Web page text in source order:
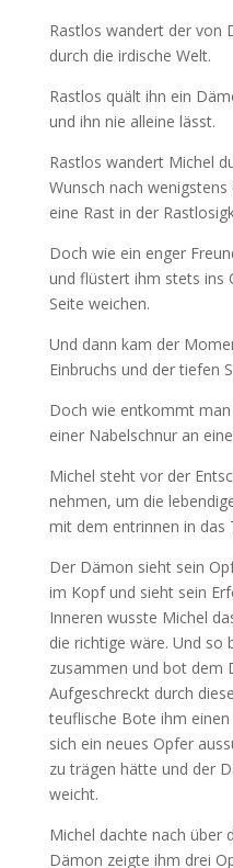
Rastlos wandert der von
durch die irdische Welt.
Rastlos quält ihn ein
und ihn nie alleine lässt.
Rastlos wandert Michel
Wunsch nach
eine Rast in der
Doch wie ein enger
und flüstert ihm stets ins
Seite weichen.
Und dann kam der
Einbruchs und der tiefen
Doch wie entkommt
einer Nabelschnur an
Michel steht vor der
nehmen, um die
mit dem entrinnen in das
Der Dämon sieht sein
im Kopf und sieht sein
Inneren wusste Michel
die richtige wäre. Und so
zusammen und bot dem
Aufgeschreckt durch
teuflische Bote ihm
sich ein neues Opfer
zu trägen hätte und der
weicht.
Michel dachte nach über
Dämon zeigte ihm drei